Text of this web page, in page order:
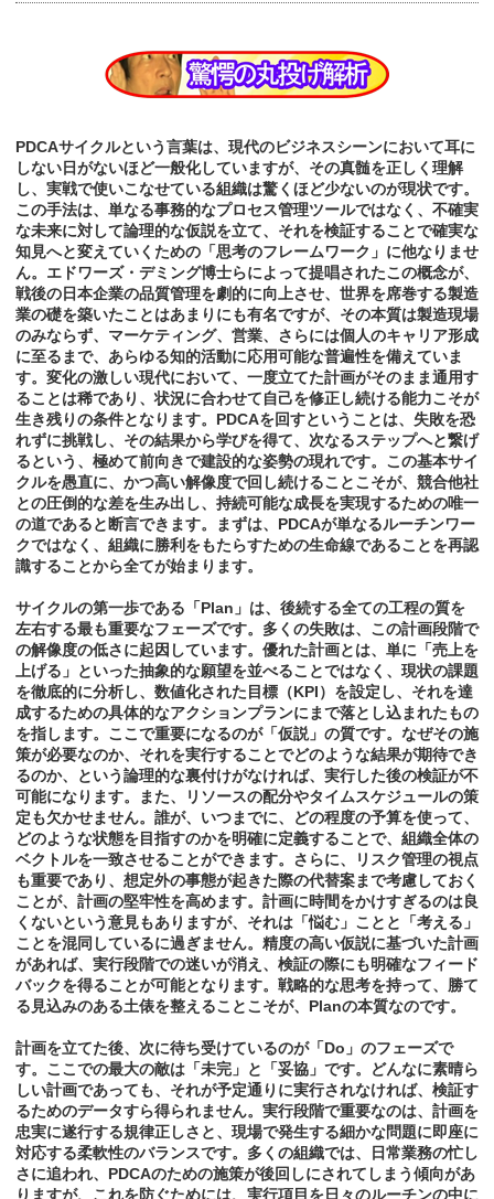
PDCAサイクルという言葉は、現代のビジネスシーンにおいて耳に
しない日がないほど一般化していますが、その真髄を正しく理解
し、実戦で使いこなせている組織は驚くほど少ないのが現状です。
この手法は、単なる事務的なプロセス管理ツールではなく、不確実
な未来に対して論理的な仮説を立て、それを検証することで確実な
知見へと変えていくための「思考のフレームワーク」に他なりませ
ん。エドワーズ・デミング博士らによって提唱されたこの概念が、
戦後の日本企業の品質管理を劇的に向上させ、世界を席巻する製造
業の礎を築いたことはあまりにも有名ですが、その本質は製造現場
のみならず、マーケティング、営業、さらには個人のキャリア形成
に至るまで、あらゆる知的活動に応用可能な普遍性を備えていま
す。変化の激しい現代において、一度立てた計画がそのまま通用す
ることは稀であり、状況に合わせて自己を修正し続ける能力こそが
生き残りの条件となります。PDCAを回すということは、失敗を恐
れずに挑戦し、その結果から学びを得て、次なるステップへと繋げ
るという、極めて前向きで建設的な姿勢の現れです。この基本サイ
クルを愚直に、かつ高い解像度で回し続けることこそが、競合他社
との圧倒的な差を生み出し、持続可能な成長を実現するための唯一
の道であると断言できます。まずは、PDCAが単なるルーチンワー
クではなく、組織に勝利をもたらすための生命線であることを再認
識することから全てが始まります。
サイクルの第一歩である「Plan」は、後続する全ての工程の質を
左右する最も重要なフェーズです。多くの失敗は、この計画段階で
の解像度の低さに起因しています。優れた計画とは、単に「売上を
上げる」といった抽象的な願望を並べることではなく、現状の課題
を徹底的に分析し、数値化された目標（KPI）を設定し、それを達
成するための具体的なアクションプランにまで落とし込まれたもの
を指します。ここで重要になるのが「仮説」の質です。なぜその施
策が必要なのか、それを実行することでどのような結果が期待でき
るのか、という論理的な裏付けがなければ、実行した後の検証が不
可能になります。また、リソースの配分やタイムスケジュールの策
定も欠かせません。誰が、いつまでに、どの程度の予算を使って、
どのような状態を目指すのかを明確に定義することで、組織全体の
ベクトルを一致させることができます。さらに、リスク管理の視点
も重要であり、想定外の事態が起きた際の代替案まで考慮しておく
ことが、計画の堅牢性を高めます。計画に時間をかけすぎるのは良
くないという意見もありますが、それは「悩む」ことと「考える」
ことを混同しているに過ぎません。精度の高い仮説に基づいた計画
があれば、実行段階での迷いが消え、検証の際にも明確なフィード
バックを得ることが可能となります。戦略的な思考を持って、勝て
る見込みのある土俵を整えることこそが、Planの本質なのです。
計画を立てた後、次に待ち受けているのが「Do」のフェーズで
す。ここでの最大の敵は「未完」と「妥協」です。どんなに素晴ら
しい計画であっても、それが予定通りに実行されなければ、検証す
るためのデータすら得られません。実行段階で重要なのは、計画を
忠実に遂行する規律正しさと、現場で発生する細かな問題に即座に
対応する柔軟性のバランスです。多くの組織では、日常業務の忙し
さに追われ、PDCAのための施策が後回しにされてしまう傾向があ
りますが、これを防ぐためには、実行項目を日々のルーチンの中に